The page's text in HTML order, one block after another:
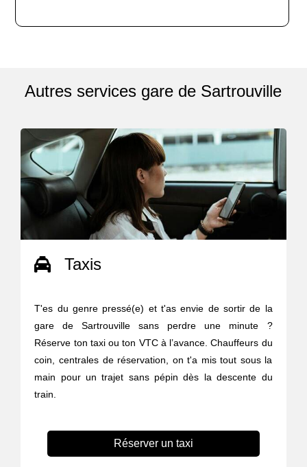
Autres services gare de Sartrouville
Taxis
T'es du genre pressé(e) et t'as envie de sortir de la
gare de Sartrouville sans perdre une minute ?
Réserve ton taxi ou ton VTC à l’avance. Chauffeurs du
coin, centrales de réservation, on t'a mis tout sous la
main pour un trajet sans pépin dès la descente du
train.
Réserver un taxi